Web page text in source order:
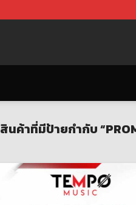
สินค้าที่มีป้ายกำกับ